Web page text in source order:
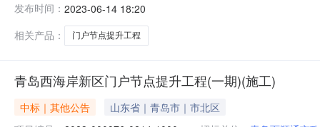
电话：0532-86973970招标代理单位：青岛兴新工程管
发布时间： 2023-06-14 18:20
相关产品：
门户节点提升工程
青岛西海岸新区门户节点提升工程(一期)(施工)
中标｜其他公告
山东省｜青岛市｜市北区